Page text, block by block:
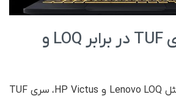
جمع‌بندی TUF در برابر LOQ و
در مقایسه با رقبایی مثل Lenovo LOQ و HP Victus، سری TUF